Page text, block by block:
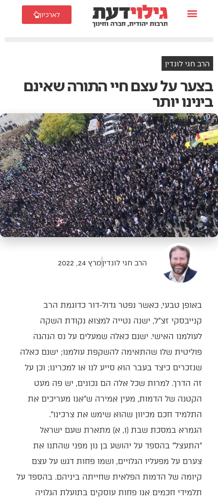
לארכיון
הרב חגי לונדין
בצער על עצם חיי התורה שאינם
בינינו יותר
הרב חגי לונדיןמרץ 24, 2022
באופן טבעי, כאשר נפטר גדול-דור כדוגמת הרב
קנייבסקי זצ"ל, ישנה נטייה למצוא נקודת השקה
לעולמנו האישי. ישנם כאלה שמעלים על נס הנהגה
פוליטית שלו שהתאימה להשקפת עולמנו; ישנם כאלה
שנזכרים כיצד בעבר הוא סייע לנו או למכרינו; וכן על
זה הדרך. למרות שכל אלה הם נכונים, יש פה מעט
הקטנה של הדמות, מעין אמירה ש"אנו מעריכים את
התלמיד חכם מכיוון שהוא שימש את צרכינו".
הגמרא במסכת שבת (ו, א) מתארת שעם ישראל
"התעצל" בהספד על יהושע בן נון מפני שהתנו את
צערם על מפעליו הגלויים, ושמו פחות דגש על עצם
קיומה של הדמות הפלאית שחייתה ביניהם. בהספד על
תלמידי חכמים אנו פחות עוסקים בתועלת הגלויה